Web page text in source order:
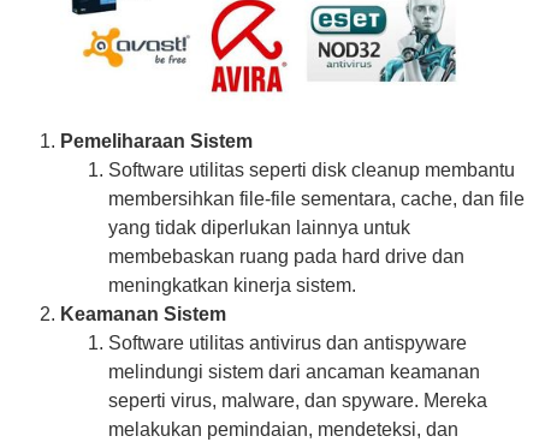
Pemeliharaan Sistem
Software utilitas seperti disk cleanup membantu
membersihkan file-file sementara, cache, dan file
yang tidak diperlukan lainnya untuk
membebaskan ruang pada hard drive dan
meningkatkan kinerja sistem.
Keamanan Sistem
Software utilitas antivirus dan antispyware
melindungi sistem dari ancaman keamanan
seperti virus, malware, dan spyware. Mereka
melakukan pemindaian, mendeteksi, dan